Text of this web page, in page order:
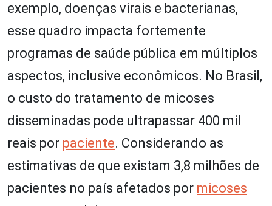
exemplo, doenças virais e bacterianas,
esse quadro impacta fortemente
programas de saúde pública em múltiplos
aspectos, inclusive econômicos. No Brasil,
o custo do tratamento de micoses
disseminadas pode ultrapassar 400 mil
reais por paciente. Considerando as
estimativas de que existam 3,8 milhões de
pacientes no país afetados por micoses